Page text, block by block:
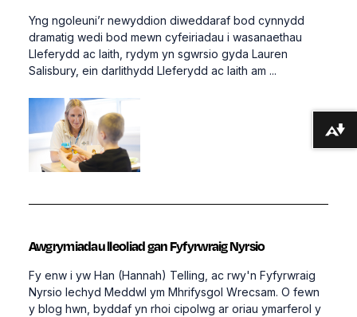
Yng ngoleuni’r newyddion diweddaraf bod cynnydd
dramatig wedi bod mewn cyfeiriadau i wasanaethau
Lleferydd ac Iaith, rydym yn sgwrsio gyda Lauren
Salisbury, ein darlithydd Lleferydd ac Iaith am ...
Awgrymiadau lleoliad gan Fyfyrwraig Nyrsio
Fy enw i yw Han (Hannah) Telling, ac rwy'n Fyfyrwraig
Nyrsio Iechyd Meddwl ym Mhrifysgol Wrecsam. O fewn
y blog hwn, byddaf yn rhoi cipolwg ar oriau ymarferol y
Lawrlwytho fformatau amgen ...